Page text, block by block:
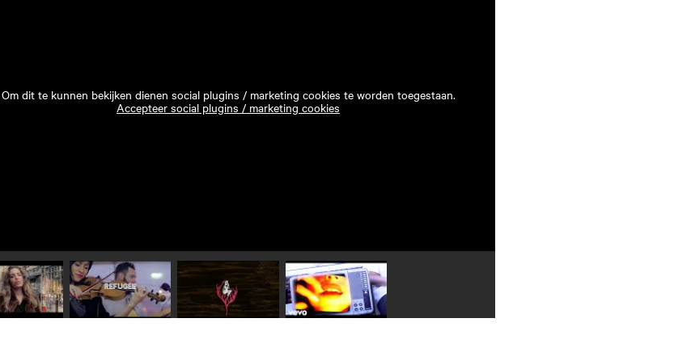
Om dit te kunnen bekijken dienen social plugins / marketing cookies te worden toegestaan.
Accepteer social plugins / marketing cookies
Speel video 1 af Speel video 2 af Speel video 3 af Speel video 4 af